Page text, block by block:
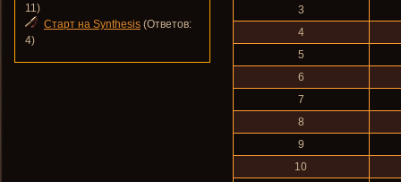
3
4
5
6
7
8
9
10
11)
Старт на Synthesis (Ответов:
4)